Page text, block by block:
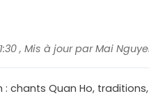
, Mis à jour par Mai
: chants Quan Ho,